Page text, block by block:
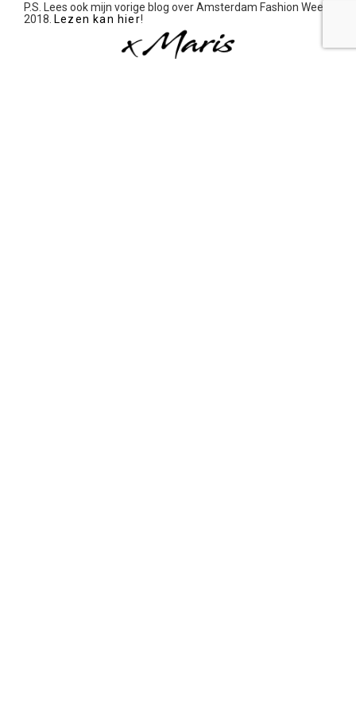
P.S. Lees ook mijn vorige blog over Amsterdam Fashion Week
2018. Lezen kan hier!